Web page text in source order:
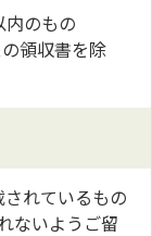
内のもの
領収書を除
れているもの
ないようご留